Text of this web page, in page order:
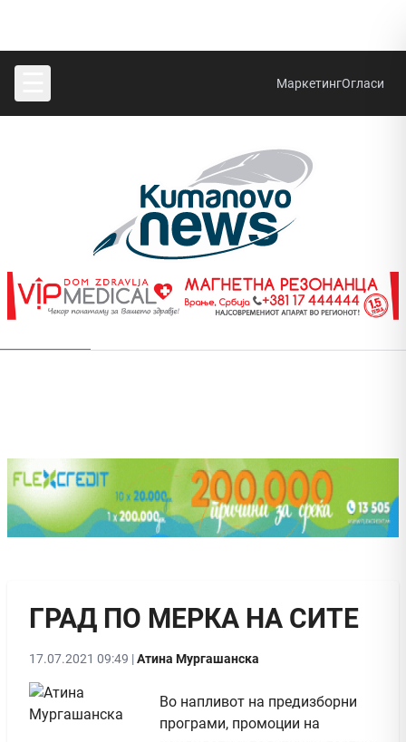
МаркетингОгласи
ГРАД ПО МЕРКА НА СИТЕ
17.07.2021 09:49 |Атина Мургашанска
Во напливот на предизборни
програми, промоции на